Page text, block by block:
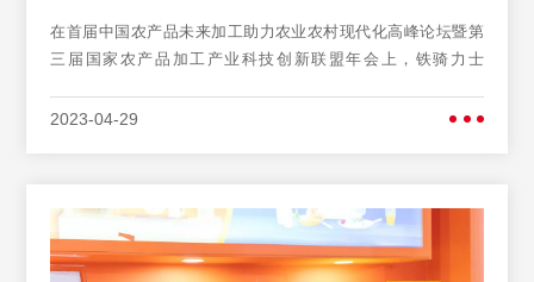
投产，项目投资规模之大，建设标准之高，充分的体现了铁骑
力士精神和“做中国高端食品领导者”的企业文化。该项目是青冈
食品产业集群的重要组成部分和具体实施步骤，对带动全县生
在首届中国农产品未来加工助力农业农村现代化高峰论坛暨第
三届国家农产品加工产业科技创新联盟年会上，铁骑力士
2023-04-29